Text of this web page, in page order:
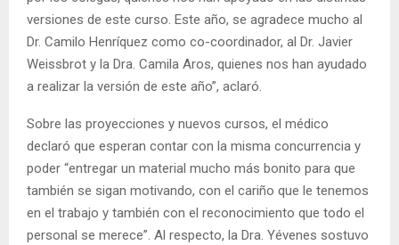
versiones de este curso. Este año, se agradece mucho al
Dr. Camilo Henríquez como co-coordinador, al Dr. Javier
Weissbrot y la Dra. Camila Aros, quienes nos han ayudado
a realizar la versión de este año”, aclaró.
Sobre las proyecciones y nuevos cursos, el médico
declaró que esperan contar con la misma concurrencia y
poder “entregar un material mucho más bonito para que
también se sigan motivando, con el cariño que le tenemos
en el trabajo y también con el reconocimiento que todo el
personal se merece”. Al respecto, la Dra. Yévenes sostuvo